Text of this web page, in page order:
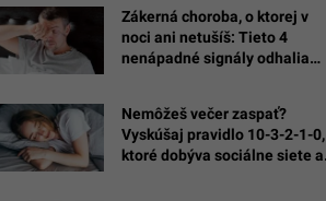
Zákerná choroba, o ktorej v
noci ani netušíš: Tieto 4
nenápadné signály odhalia
Nemôžeš večer zaspať?
Vyskúšaj pravidlo 10-3-2-1-0,
ktoré dobýva sociálne siete a